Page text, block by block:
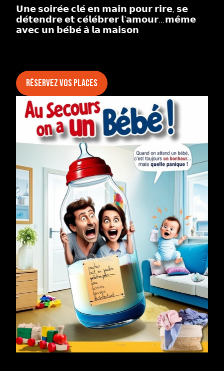
𝗨𝗻𝗲 𝘀𝗼𝗶𝗿𝗲́𝗲 𝗰𝗹𝗲́ 𝗲𝗻 𝗺𝗮𝗶𝗻 𝗽𝗼𝘂𝗿 𝗿𝗶𝗿𝗲, 𝘀𝗲
𝗱𝗲́𝘁𝗲𝗻𝗱𝗿𝗲 𝗲𝘁 𝗰𝗲́𝗹𝗲́𝗯𝗿𝗲𝗿 𝗹’𝗮𝗺𝗼𝘂𝗿…𝗺𝗲̂𝗺𝗲
𝗮𝘃𝗲𝗰 𝘂𝗻 𝗯𝗲́𝗯𝗲́ 𝗮̀ 𝗹𝗮 𝗺𝗮𝗶𝘀𝗼𝗻
Réservez vos places